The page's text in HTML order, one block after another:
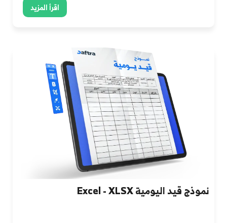
اقرأ المزيد
نموذج قيد اليومية Excel - XLSX